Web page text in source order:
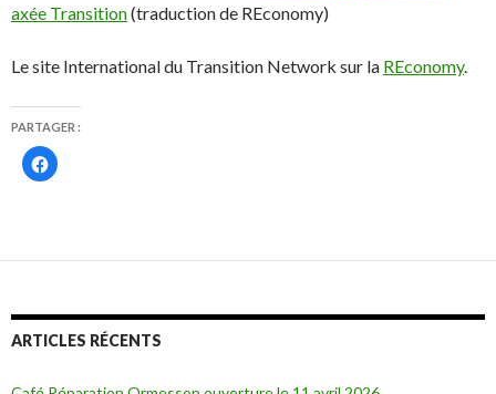
axée Transition(traduction de REconomy)
Le site International du Transition Network sur la REconomy.
PARTAGER :
C
l
o
a
r
t
e
ARTICLES RÉCENTS